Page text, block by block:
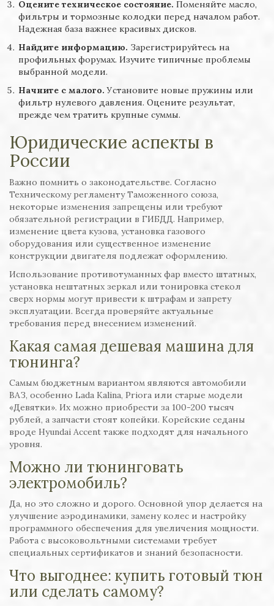
Оцените техническое состояние. Поменяйте масло,
фильтры и тормозные колодки перед началом работ.
Надежная база важнее красивых дисков.
Найдите информацию. Зарегистрируйтесь на
профильных форумах. Изучите типичные проблемы
выбранной модели.
Начните с малого. Установите новые пружины или
фильтр нулевого давления. Оцените результат,
прежде чем тратить крупные суммы.
Юридические аспекты в
России
Важно помнить о законодательстве. Согласно
Техническому регламенту Таможенного союза,
некоторые изменения запрещены или требуют
обязательной регистрации в ГИБДД. Например,
изменение цвета кузова, установка газового
оборудования или существенное изменение
конструкции двигателя подлежат оформлению.
Использование противотуманных фар вместо штатных,
установка нештатных зеркал или тонировка стекол
сверх нормы могут привести к штрафам и запрету
эксплуатации. Всегда проверяйте актуальные
требования перед внесением изменений.
Какая самая дешевая машина для
тюнинга?
Самым бюджетным вариантом являются автомобили
ВАЗ, особенно Lada Kalina, Priora или старые модели
«Девятки». Их можно приобрести за 100-200 тысяч
рублей, а запчасти стоят копейки. Корейские седаны
вроде Hyundai Accent также подходят для начального
уровня.
Можно ли тюнинговать
электромобиль?
Да, но это сложно и дорого. Основной упор делается на
улучшение аэродинамики, замену колес и настройку
программного обеспечения для увеличения мощности.
Работа с высоковольтными системами требует
специальных сертификатов и знаний безопасности.
Что выгоднее: купить готовый тюн
или сделать самому?